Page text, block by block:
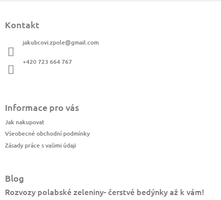
Kontakt
jakubcovi.zpole@gmail.com
+420 723 664 767
Informace pro vás
Jak nakupovat
Všeobecné obchodní podmínky
Zásady práce s vašimi údaji
Blog
Rozvozy polabské zeleniny- čerstvé bedýnky až k vám!